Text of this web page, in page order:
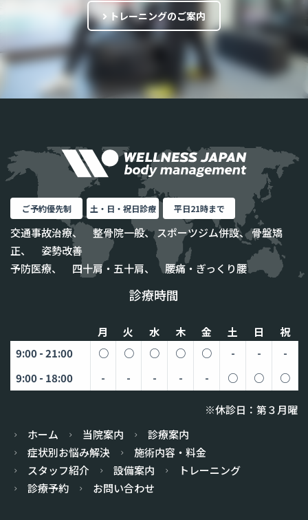
トレーニングのご案内
ご予約優先制 土・日・祝日診療 平日21時まで
交通事故治療、 整骨院一般、 スポーツジム併設、 骨盤矯
正、 姿勢改善
予防医療、 四十肩・五十肩、 腰痛・ぎっくり腰
診療時間
月 火 水 木 金 土 日
祝
9:00 - 21:00
○ ○ ○ ○ ○ - -
-
9:00 - 18:00
- - - - - ○ ○ ○
※休診日：第３月曜
ホーム
当院案内
診療案内
症状別お悩み解決
施術内容・料金
スタッフ紹介
設備案内
トレーニング
診療予約
お問い合わせ